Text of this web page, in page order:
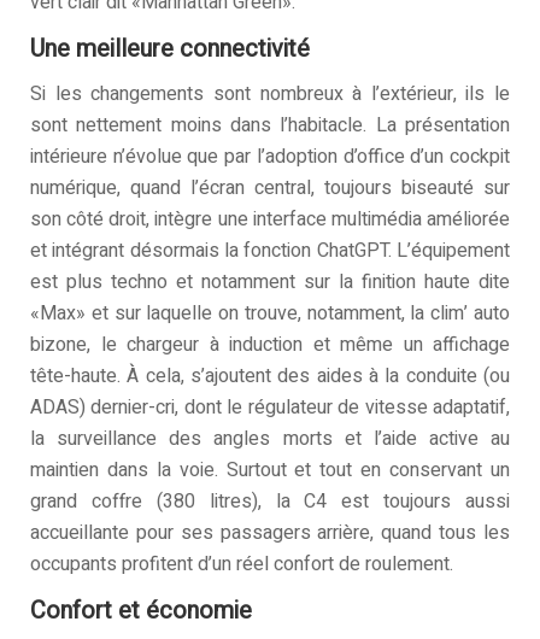
Une meilleure connectivité
Si les changements sont nombreux à l’extérieur, ils le
sont nettement moins dans l’habitacle. La présentation
intérieure n’évolue que par l’adoption d’office d’un cockpit
numérique, quand l’écran central, toujours biseauté sur
son côté droit, intègre une interface multimédia améliorée
et intégrant désormais la fonction ChatGPT. L’équipement
est plus techno et notamment sur la finition haute dite
«Max» et sur laquelle on trouve, notamment, la clim’ auto
bizone, le chargeur à induction et même un affichage
tête-haute. À cela, s’ajoutent des aides à la conduite (ou
ADAS) dernier-cri, dont le régulateur de vitesse adaptatif,
la surveillance des angles morts et l’aide active au
maintien dans la voie. Surtout et tout en conservant un
grand coffre (380 litres), la C4 est toujours aussi
accueillante pour ses passagers arrière, quand tous les
occupants profitent d’un réel confort de roulement.
Confort et économie